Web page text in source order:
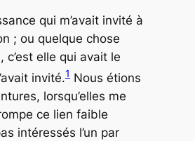
qui m’avait invité à
; ou quelque chose
elle qui avait le
invité.1 Nous étions
lorsqu’elles me
ce lien faible
intéressés l’un par